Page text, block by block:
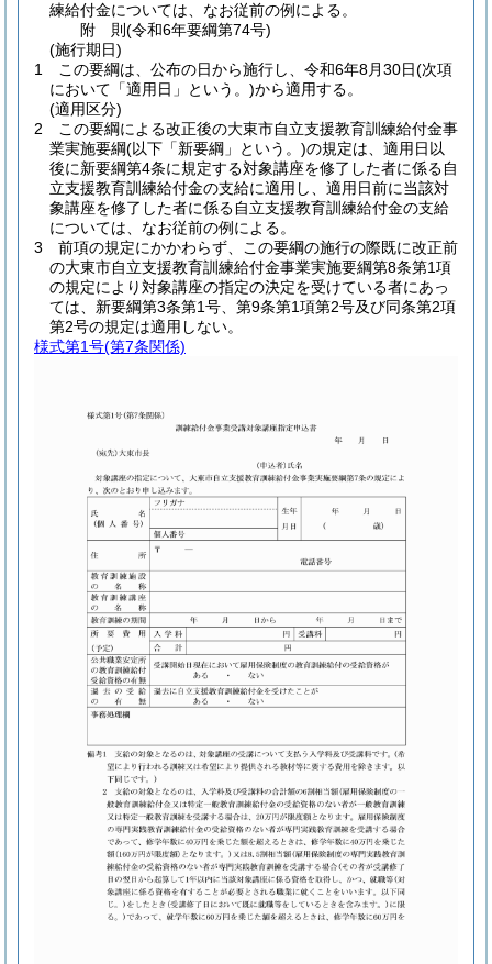
練給付金については、なお従前の例による。
附 則(令和6年要綱第74号)
(施行期日)
1
この要綱は、公布の日から施行し、令和6年8月30日(次項
において「適用日」という。)から適用する。
(適用区分)
2
この要綱による改正後の大東市自立支援教育訓練給付金事
業実施要綱(以下「新要綱」という。)の規定は、適用日以
後に新要綱第4条に規定する対象講座を修了した者に係る自
立支援教育訓練給付金の支給に適用し、適用日前に当該対
象講座を修了した者に係る自立支援教育訓練給付金の支給
については、なお従前の例による。
3
前項の規定にかかわらず、この要綱の施行の際既に改正前
の大東市自立支援教育訓練給付金事業実施要綱第8条第1項
の規定により対象講座の指定の決定を受けている者にあっ
ては、新要綱第3条第1号、第9条第1項第2号及び同条第2項
第2号の規定は適用しない。
様式第1号(第7条関係)